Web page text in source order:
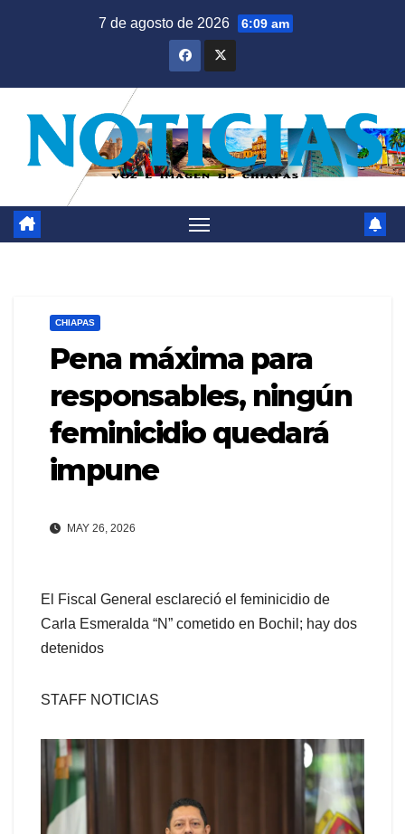
7 de agosto de 2026 6:09 am
CHIAPAS
Pena máxima para
responsables, ningún
feminicidio quedará
impune
MAY 26, 2026
El Fiscal General esclareció el feminicidio de
Carla Esmeralda “N” cometido en Bochil; hay dos
detenidos
STAFF NOTICIAS